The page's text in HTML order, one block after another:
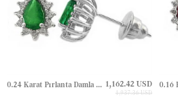
0.24 Karat Pırlanta Damla Zümrüt Halo Çivili Altın Küpe 1,162.42 USD
1,937.36 USD